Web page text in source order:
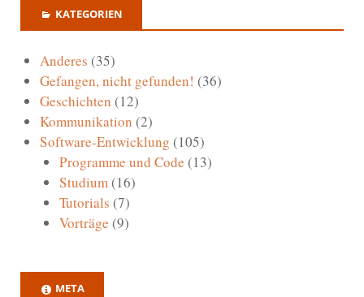
KATEGORIEN
Anderes (35)
Gefangen, nicht gefunden! (36)
Geschichten (12)
Kommunikation (2)
Software-Entwicklung (105)
Programme und Code (13)
Studium(16)
Tutorials (7)
Vorträge (9)
META